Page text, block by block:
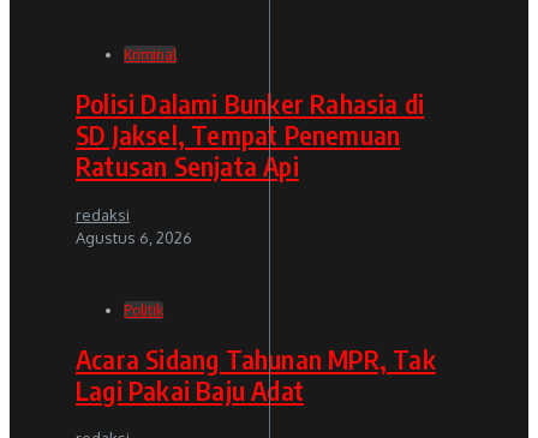
Kriminal
Polisi Dalami Bunker Rahasia di
SD Jaksel, Tempat Penemuan
Ratusan Senjata Api
redaksi
Agustus 6, 2026
Politik
Acara Sidang Tahunan MPR, Tak
Lagi Pakai Baju Adat